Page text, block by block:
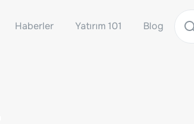
Haberler Yatırım 101 Blog